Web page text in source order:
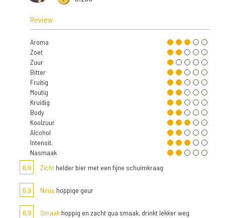
Review
Aroma
Zoet
Zuur
Bitter
Fruitig
Moutig
Kruidig
Body
Koolzuur
Alcohol
Intensit.
Nasmaak
6,9
Zicht helder bier met een fijne schuimkraag
6,9 Neus hoppige geur
6,9 Smaak hoppig en zacht qua smaak, drinkt lekker weg